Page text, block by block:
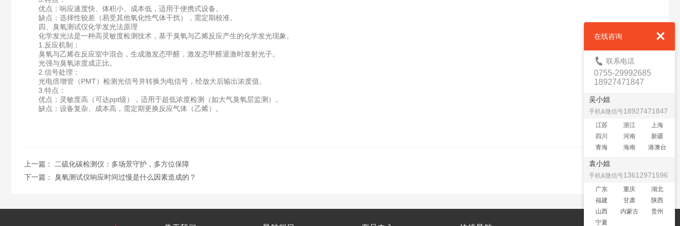
优点：响应速度快、体积小、成本低，适用于便携式设备。
缺点：选择性较差（易受其他氧化性气体干扰），需定期校准。
四、臭氧测试仪化学发光法原理
化学发光法是一种高灵敏度检测技术，基于臭氧与乙烯反应产生的化学发光现象。
1.反应机制：
臭氧与乙烯在反应室中混合，生成激发态甲醛，激发态甲醛退激时发射光子。
光强与臭氧浓度成正比。
2.信号处理：
光电倍增管（PMT）检测光信号并转换为电信号，经放大后输出浓度值。
3.特点：
优点：灵敏度高（可达ppt级），适用于超低浓度检测（如大气臭氧层监测）。
缺点：设备复杂、成本高，需定期更换反应气体（乙烯）。
上一篇：
二硫化碳检测仪：多场景守护，多方位保障
下一篇： 臭氧测试仪响应时间过慢是什么因素造成的？
在线咨询
联系电话
0755-29992685
18927471847
吴小姐
手机&微信号18927471847
江苏 浙江
上海
四川
河南
新疆
青海
海南 港澳台
袁小姐
手机&微信号13612971596
广东 重庆
湖北
福建
甘肃
陕西
山西
内蒙古
贵州
宁夏